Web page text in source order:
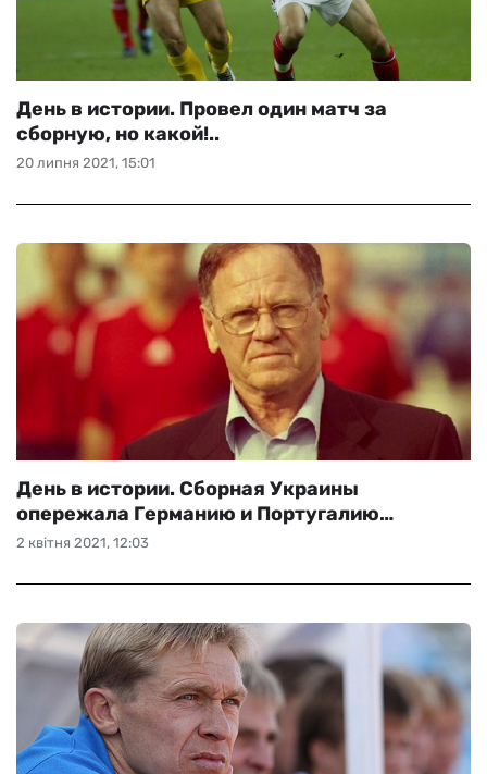
20 липня 2021, 15:01
День в истории. Провел один матч за
сборную, но какой!..
2 квітня 2021, 12:03
День в истории. Сборная Украины
опережала Германию и Португалию…